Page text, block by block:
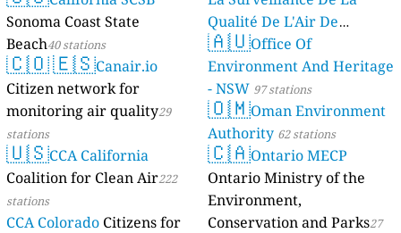
Sonoma Coast State
Beach40 stations
🇨🇴🇪🇸Canair.io
Citizen network for
monitoring air quality29
stations
🇺🇸CCA California
Coalition for Clean Air222
stations
CCA Colorado Citizens for
Qualité De L'Air De
Mayotte 4 stations
🇦🇺Office Of
Environment And Heritage
- NSW 97 stations
🇴🇲Oman Environment
Authority 62 stations
🇨🇦Ontario MECP
Ontario Ministry of the
Environment,
Conservation and Parks27